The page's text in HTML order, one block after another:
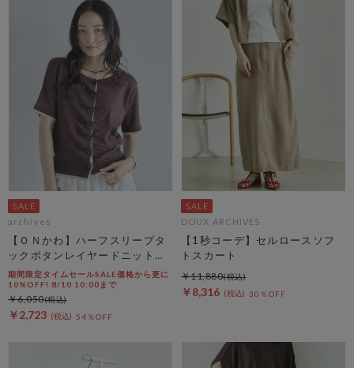
archives
【ＯＮかわ】ハーフスリープタ
ックボタンレイヤードニットカ
ーディガン
期間限定タイムセールSALE価格から更に
10%OFF! 8/10 10:00まで
￥2,723 54％OFF
￥6,050
DOUX ARCHIVES
【1秒コーデ】セルロースソフ
トスカート
￥8,316 30％OFF
￥11,880